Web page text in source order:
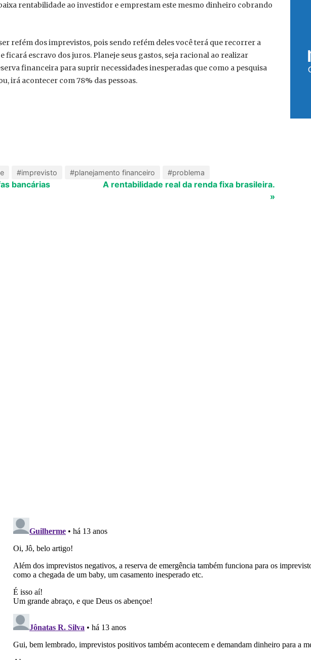
rentabilidade ao investidor e emprestam este mesmo dinheiro cobrando
refém dos imprevistos, pois sendo refém deles você terá que recorrer a
ficará escravo dos juros. Planeje seus gastos, seja racional ao realizar
financeira para suprir necessidades inesperadas que como a pesquisa
irá acontecer com 78% das pessoas.
#imprevisto #planejamento financeiro #problema
bancárias
A rentabilidade real da renda fixa brasileira.
»